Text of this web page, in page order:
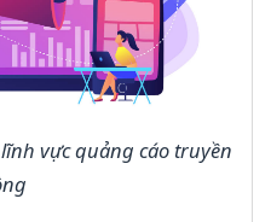
vực quảng cáo truyền